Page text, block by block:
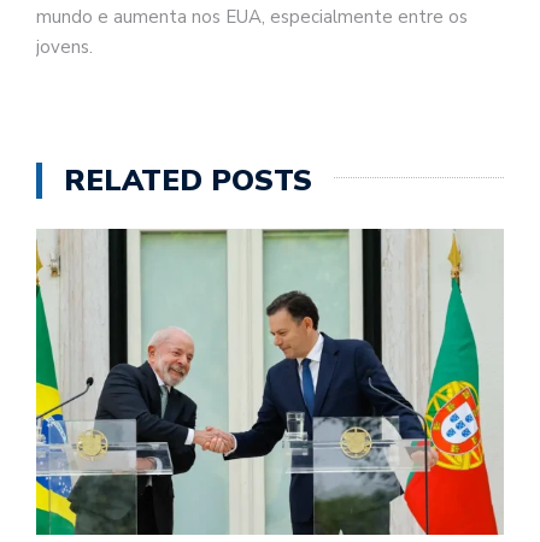
mundo e aumenta nos EUA, especialmente entre os
jovens.
RELATED POSTS